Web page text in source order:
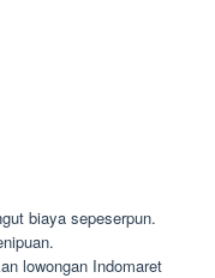
biaya sepeserpun.
lowongan Indomaret